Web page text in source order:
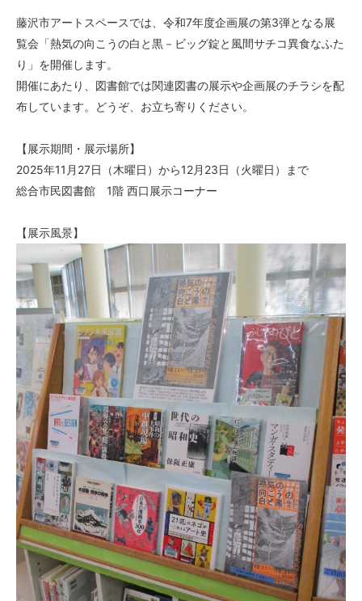
藤沢市アートスペースでは、令和7年度企画展の第3弾となる展
覧会「熱気の向こうの白と黒－ビッグ錠と風間サチコ異食なふた
り」を開催します。
開催にあたり、図書館では関連図書の展示や企画展のチラシを配
布しています。どうぞ、お立ち寄りください。
【展示期間・展示場所】
2025年11月27日（木曜日）から12月23日（火曜日）まで
総合市民図書館 1階 西口展示コーナー
【展示風景】